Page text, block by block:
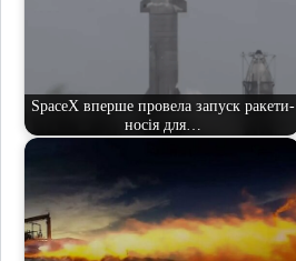
SpaceX вперше провела запуск ракети-
носія для…